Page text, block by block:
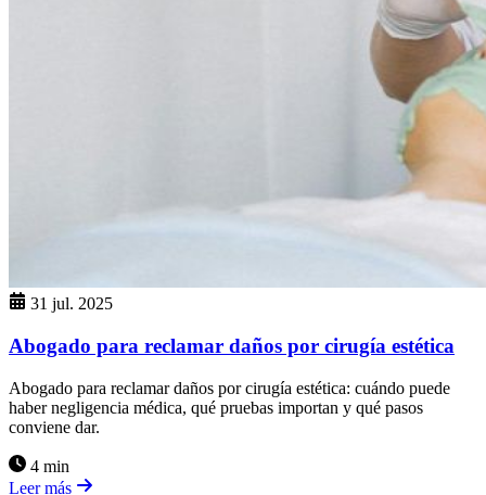
31 jul. 2025
Abogado para reclamar daños por cirugía estética
Abogado para reclamar daños por cirugía estética: cuándo puede
haber negligencia médica, qué pruebas importan y qué pasos
conviene dar.
4 min
Leer más